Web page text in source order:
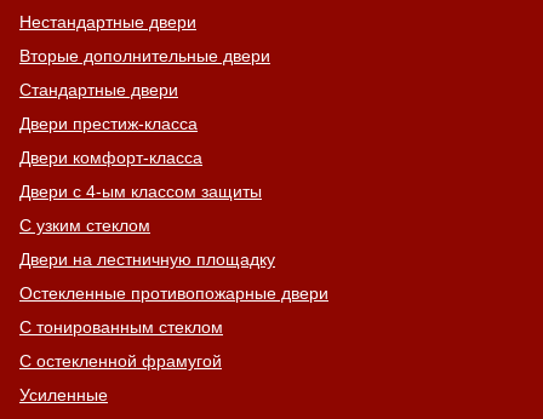
Нестандартные двери
Вторые дополнительные двери
Стандартные двери
Двери престиж-класса
Двери комфорт-класса
Двери с 4-ым классом защиты
С узким стеклом
Двери на лестничную площадку
Остекленные противопожарные двери
С тонированным стеклом
С остекленной фрамугой
Усиленные